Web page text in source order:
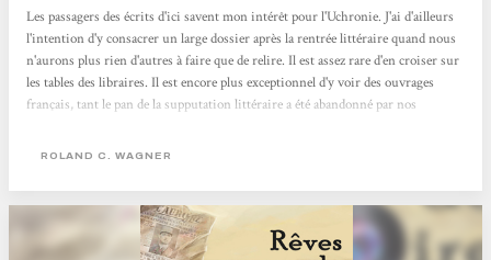
Les passagers des écrits d'ici savent mon intérêt pour l'Uchronie. J'ai d'ailleurs
l'intention d'y consacrer un large dossier après la rentrée littéraire quand nous
n'aurons plus rien d'autres à faire que de relire. Il est assez rare d'en croiser sur
les tables des libraires. Il est encore plus exceptionnel d'y voir des ouvrages
français, tant le pan de la supputation littéraire a été abandonné par nos
paramètres. De Gaulle est mort, dans un attentat, tout ça parce qu'il ne voulait
ROLAND C. WAGNER